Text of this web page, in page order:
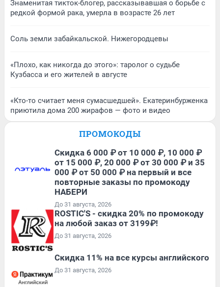
Знаменитая тикток-блогер, рассказывавшая о борьбе с
редкой формой рака, умерла в возрасте 26 лет
Соль земли забайкальской. Нижегородцевы
«Плохо, как никогда до этого»: таролог о судьбе
Кузбасса и его жителей в августе
«Кто-то считает меня сумасшедшей». Екатеринбурженка
приютила дома 200 жирафов — фото и видео
ПРОМОКОДЫ
Скидка 6 000 ₽ от 10 000 ₽, 10 000 ₽
от 15 000 ₽, 20 000 ₽ от 30 000 ₽ и 35
000 ₽ от 50 000 ₽ на первый и все
повторные заказы по промокоду
НАБЕРИ
До 31 августа, 2026
ROSTIC'S - скидка 20% по промокоду
на любой заказ от 3199₽!
До 31 августа, 2026
Скидка 11% на все курсы английского
До 31 августа, 2026